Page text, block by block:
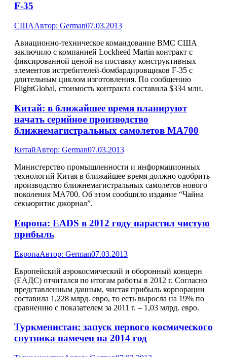
F-35
СШААвтор: German07.03.2013
Авиационно-техническое командование ВМС США
заключило с компанией Lockheed Martin контракт с
фиксированной ценой на поставку конструктивных
элементов истребителей-бомбардировщиков F-35 с
длительным циклом изготовления. По сообщению
FlightGlobal, стоимость контракта составила $334 млн.
Китай: в ближайшее время планируют
начать серийное производство
ближнемагистральных самолетов MA700
КитайАвтор: German07.03.2013
Министерство промышленности и информационных
технологий Китая в ближайшее время должно одобрить
производство ближнемагистральных самолетов нового
поколения MA700. Об этом сообщило издание “Чайна
секьюритис джорнал”.
Европа: EADS в 2012 году нарастил чистую
прибыль
ЕвропаАвтор: German07.03.2013
Европейский аэрокосмический и оборонный концерн
(ЕАДС) отчитался по итогам работы в 2012 г. Согласно
представленным данным, чистая прибыль корпорации
составила 1,228 млрд. евро, то есть выросла на 19% по
сравнению с показателем за 2011 г. – 1,03 млрд. евро.
Туркменистан: запуск первого космического
спутника намечен на 2014 год